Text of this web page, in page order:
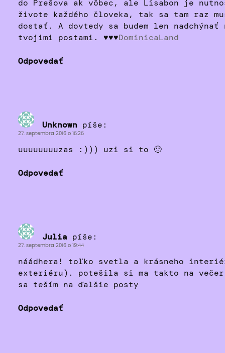
do Prešova ak vôbec, ale Lisabon je
živote každého človeka, tak sa tam raz
dostať. A dovtedy sa budem len nadchýnať
tvojimi postami. ♥♥♥DominicaLand
Odpovedať
Unknown píše:
27. septembra 2016 o 15:25
uuuuuuuuzas :))) uzi si to 🙂
Odpovedať
Julia píše:
27. septembra 2016 o 19:44
náádhera! toľko svetla a krásneho
exteriéru). potešila si ma takto na večer
sa teším na ďalšie posty
Odpovedať